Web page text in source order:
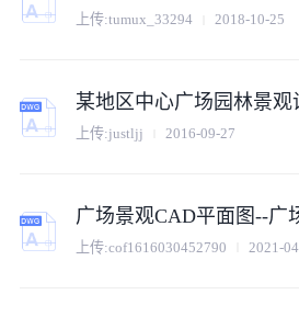
上传:tumux_33294 2018-10-25
某地区中心广场园林景观
上传:justljj 2016-09-27
广场景观CAD平面图--广
上传:cof1616030452790 2021-